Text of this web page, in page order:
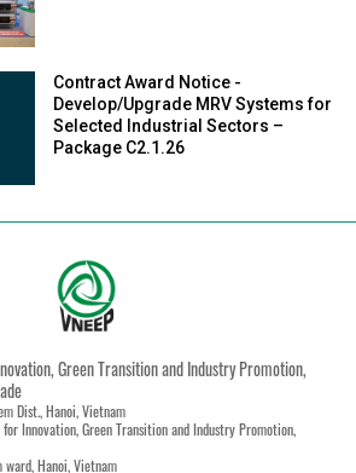
Contract Award Notice -
Develop/Upgrade MRV Systems for
Selected Industrial Sectors –
Package C2.1.26
Green Transition and Industry Promotion,
Dist., Hanoi, Vietnam
Innovation, Green Transition and Industry Promotion,
ward, Hanoi, Vietnam